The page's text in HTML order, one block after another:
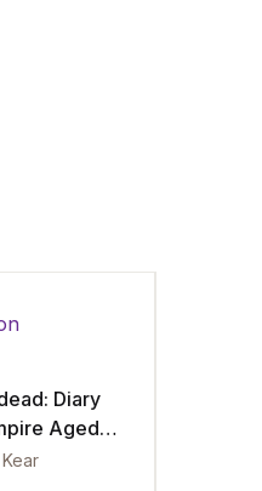
Diary
Aged